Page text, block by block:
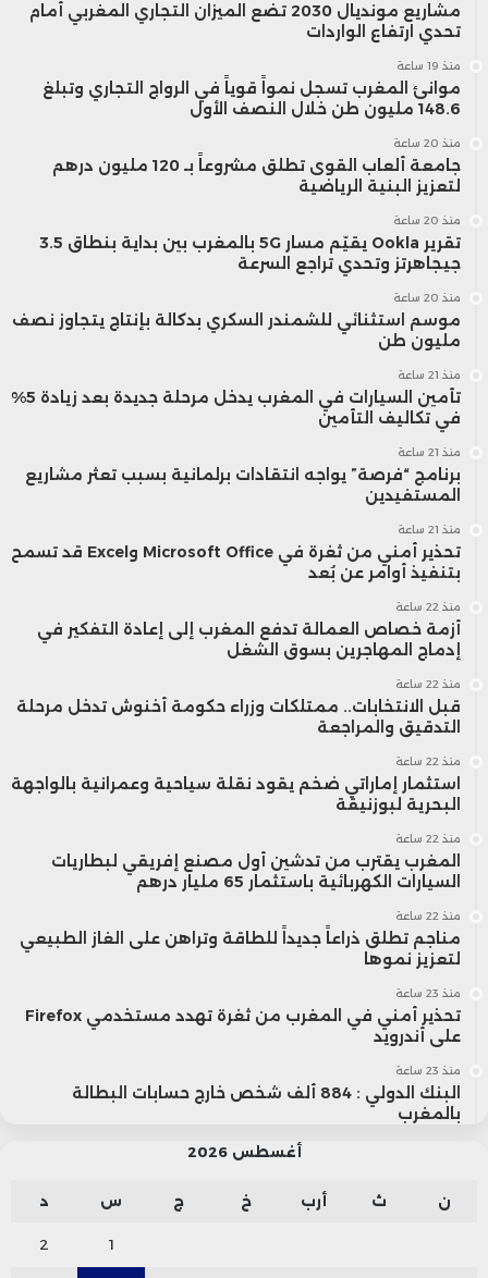
مشاريع مونديال 2030 تضع الميزان التجاري المغربي أمام
تحدي ارتفاع الواردات
منذ 19 ساعة
موانئ المغرب تسجل نمواً قوياً في الرواج التجاري وتبلغ
148.6 مليون طن خلال النصف الأول
منذ 20 ساعة
جامعة ألعاب القوى تطلق مشروعاً بـ 120 مليون درهم
لتعزيز البنية الرياضية
منذ 20 ساعة
تقرير Ookla يقيّم مسار 5G بالمغرب بين بداية بنطاق 3.5
جيجاهرتز وتحدي تراجع السرعة
منذ 20 ساعة
موسم استثنائي للشمندر السكري بدكالة بإنتاج يتجاوز نصف
مليون طن
منذ 21 ساعة
تأمين السيارات في المغرب يدخل مرحلة جديدة بعد زيادة 5%
في تكاليف التأمين
منذ 21 ساعة
برنامج “فرصة” يواجه انتقادات برلمانية بسبب تعثر مشاريع
المستفيدين
منذ 21 ساعة
تحذير أمني من ثغرة في Microsoft Office وExcel قد تسمح
بتنفيذ أوامر عن بُعد
منذ 22 ساعة
أزمة خصاص العمالة تدفع المغرب إلى إعادة التفكير في
إدماج المهاجرين بسوق الشغل
منذ 22 ساعة
قبل الانتخابات.. ممتلكات وزراء حكومة أخنوش تدخل مرحلة
التدقيق والمراجعة
منذ 22 ساعة
استثمار إماراتي ضخم يقود نقلة سياحية وعمرانية بالواجهة
البحرية لبوزنيقة
منذ 22 ساعة
المغرب يقترب من تدشين أول مصنع إفريقي لبطاريات
السيارات الكهربائية باستثمار 65 مليار درهم
منذ 22 ساعة
مناجم تطلق ذراعاً جديداً للطاقة وتراهن على الغاز الطبيعي
لتعزيز نموها
منذ 23 ساعة
تحذير أمني في المغرب من ثغرة تهدد مستخدمي Firefox
على أندرويد
منذ 23 ساعة
البنك الدولي : 884 ألف شخص خارج حسابات البطالة
بالمغرب
أغسطس 2026
ن ث أرب خ ج س د
1
2